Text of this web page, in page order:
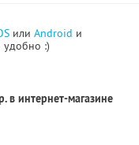
или Android и
удобно :)
в интернет-магазине